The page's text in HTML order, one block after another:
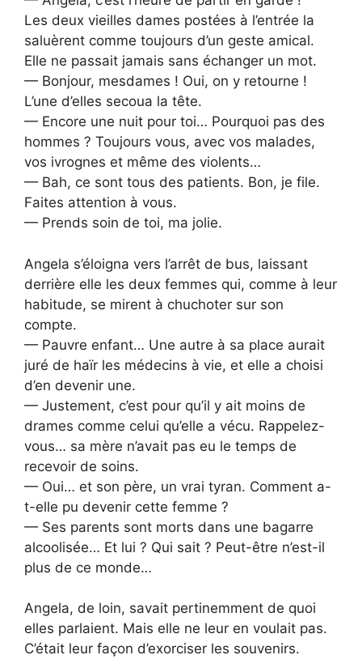
Les deux vieilles dames postées à l’entrée la
saluèrent comme toujours d’un geste amical.
Elle ne passait jamais sans échanger un mot.
— Bonjour, mesdames ! Oui, on y retourne !
L’une d’elles secoua la tête.
— Encore une nuit pour toi… Pourquoi pas des
hommes ? Toujours vous, avec vos malades,
vos ivrognes et même des violents…
— Bah, ce sont tous des patients. Bon, je file.
Faites attention à vous.
— Prends soin de toi, ma jolie.
Angela s’éloigna vers l’arrêt de bus, laissant
derrière elle les deux femmes qui, comme à leur
habitude, se mirent à chuchoter sur son
compte.
— Pauvre enfant… Une autre à sa place aurait
juré de haïr les médecins à vie, et elle a choisi
d’en devenir une.
— Justement, c’est pour qu’il y ait moins de
drames comme celui qu’elle a vécu. Rappelez-
vous… sa mère n’avait pas eu le temps de
recevoir de soins.
— Oui… et son père, un vrai tyran. Comment a-
t-elle pu devenir cette femme ?
— Ses parents sont morts dans une bagarre
alcoolisée… Et lui ? Qui sait ? Peut-être n’est-il
plus de ce monde…
Angela, de loin, savait pertinemment de quoi
elles parlaient. Mais elle ne leur en voulait pas.
C’était leur façon d’exorciser les souvenirs.